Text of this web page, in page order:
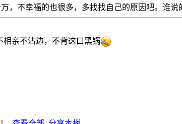
，不幸福的也很多，多找找自己的原因吧。谁
亲不沾边，不背这口黑锅